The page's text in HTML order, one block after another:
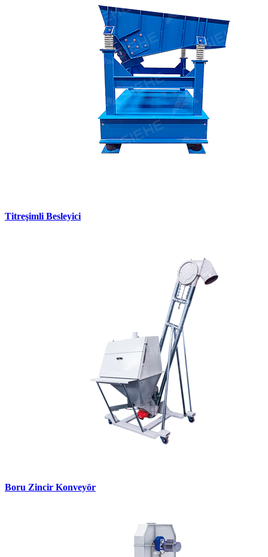
Titreşimli Besleyici
Boru Zincir Konveyör